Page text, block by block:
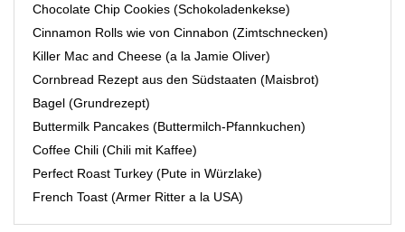
Chocolate Chip Cookies (Schokoladenkekse)
Cinnamon Rolls wie von Cinnabon (Zimtschnecken)
Killer Mac and Cheese (a la Jamie Oliver)
Cornbread Rezept aus den Südstaaten (Maisbrot)
Bagel (Grundrezept)
Buttermilk Pancakes (Buttermilch-Pfannkuchen)
Coffee Chili (Chili mit Kaffee)
Perfect Roast Turkey (Pute in Würzlake)
French Toast (Armer Ritter a la USA)